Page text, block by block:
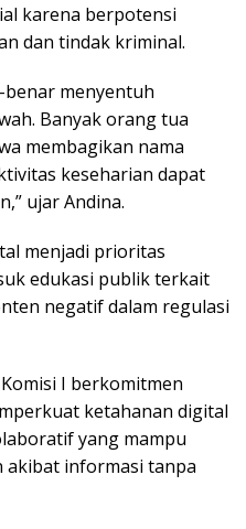
karena berpotensi
dan tindak kriminal.
menyentuh
Banyak orang tua
membagikan nama
keseharian dapat
ujar Andina.
menjadi prioritas
edukasi publik terkait
negatif dalam regulasi
I berkomitmen
ketahanan digital
yang mampu
akibat informasi tanpa